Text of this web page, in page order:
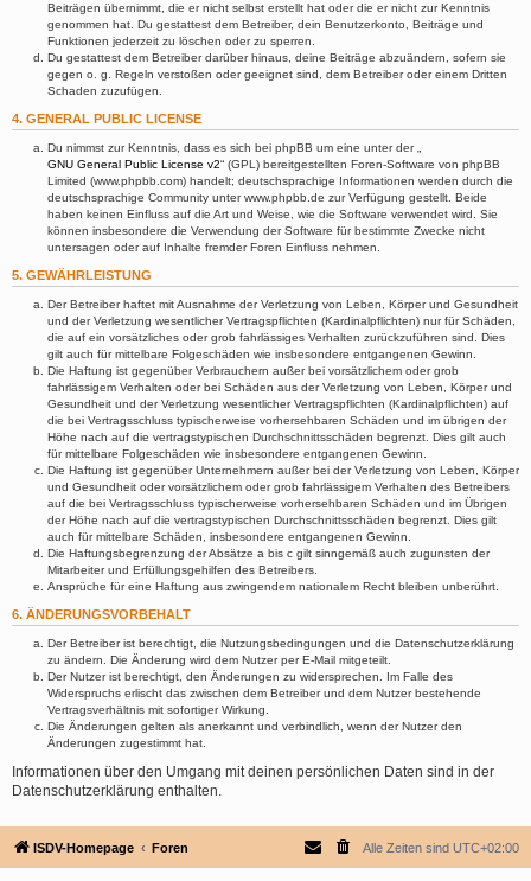
Beiträgen übernimmt, die er nicht selbst erstellt hat oder die er nicht zur Kenntnis
genommen hat. Du gestattest dem Betreiber, dein Benutzerkonto, Beiträge und
Funktionen jederzeit zu löschen oder zu sperren.
Du gestattest dem Betreiber darüber hinaus, deine Beiträge abzuändern, sofern sie
gegen o. g. Regeln verstoßen oder geeignet sind, dem Betreiber oder einem Dritten
Schaden zuzufügen.
4. GENERAL PUBLIC LICENSE
Du nimmst zur Kenntnis, dass es sich bei phpBB um eine unter der „
GNU General Public License v2“ (GPL) bereitgestellten Foren-Software von phpBB
Limited (www.phpbb.com) handelt; deutschsprachige Informationen werden durch die
deutschsprachige Community unter www.phpbb.de zur Verfügung gestellt. Beide
haben keinen Einfluss auf die Art und Weise, wie die Software verwendet wird. Sie
können insbesondere die Verwendung der Software für bestimmte Zwecke nicht
untersagen oder auf Inhalte fremder Foren Einfluss nehmen.
5. GEWÄHRLEISTUNG
Der Betreiber haftet mit Ausnahme der Verletzung von Leben, Körper und Gesundheit
und der Verletzung wesentlicher Vertragspflichten (Kardinalpflichten) nur für Schäden,
die auf ein vorsätzliches oder grob fahrlässiges Verhalten zurückzuführen sind. Dies
gilt auch für mittelbare Folgeschäden wie insbesondere entgangenen Gewinn.
Die Haftung ist gegenüber Verbrauchern außer bei vorsätzlichem oder grob
fahrlässigem Verhalten oder bei Schäden aus der Verletzung von Leben, Körper und
Gesundheit und der Verletzung wesentlicher Vertragspflichten (Kardinalpflichten) auf
die bei Vertragsschluss typischerweise vorhersehbaren Schäden und im übrigen der
Höhe nach auf die vertragstypischen Durchschnittsschäden begrenzt. Dies gilt auch
für mittelbare Folgeschäden wie insbesondere entgangenen Gewinn.
Die Haftung ist gegenüber Unternehmern außer bei der Verletzung von Leben, Körper
und Gesundheit oder vorsätzlichem oder grob fahrlässigem Verhalten des Betreibers
auf die bei Vertragsschluss typischerweise vorhersehbaren Schäden und im Übrigen
der Höhe nach auf die vertragstypischen Durchschnittsschäden begrenzt. Dies gilt
auch für mittelbare Schäden, insbesondere entgangenen Gewinn.
Die Haftungsbegrenzung der Absätze a bis c gilt sinngemäß auch zugunsten der
Mitarbeiter und Erfüllungsgehilfen des Betreibers.
Ansprüche für eine Haftung aus zwingendem nationalem Recht bleiben unberührt.
6. ÄNDERUNGSVORBEHALT
Der Betreiber ist berechtigt, die Nutzungsbedingungen und die Datenschutzerklärung
zu ändern. Die Änderung wird dem Nutzer per E-Mail mitgeteilt.
Der Nutzer ist berechtigt, den Änderungen zu widersprechen. Im Falle des
Widerspruchs erlischt das zwischen dem Betreiber und dem Nutzer bestehende
Vertragsverhältnis mit sofortiger Wirkung.
Die Änderungen gelten als anerkannt und verbindlich, wenn der Nutzer den
Änderungen zugestimmt hat.
Informationen über den Umgang mit deinen persönlichen Daten sind in der
Datenschutzerklärung enthalten.
ISDV-Homepage Foren Alle Zeiten sind UTC+02:00